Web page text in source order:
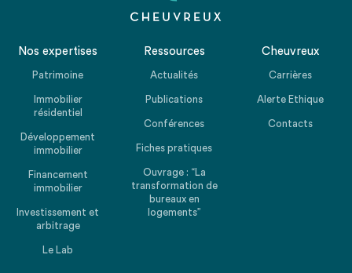
Nos expertises
Patrimoine
Immobilier
résidentiel
Développement
immobilier
Financement
immobilier
Investissement et
arbitrage
Le Lab
Ressources
Actualités
Publications
Conférences
Fiches pratiques
Ouvrage : “La
transformation de
bureaux en
logements”
Cheuvreux
Carrières
Alerte Ethique
Contacts